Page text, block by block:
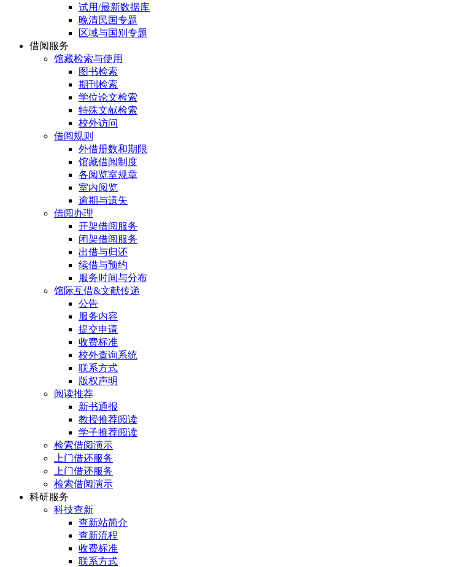
试用/最新数据库
晚清民国专题
区域与国别专题
借阅服务
馆藏检索与使用
图书检索
期刊检索
学位论文检索
特殊文献检索
校外访问
借阅规则
外借册数和期限
馆藏借阅制度
各阅览室规章
室内阅览
逾期与遗失
借阅办理
开架借阅服务
闭架借阅服务
出借与归还
续借与预约
服务时间与分布
馆际互借&文献传递
公告
服务内容
提交申请
收费标准
校外查询系统
联系方式
版权声明
阅读推荐
新书通报
教授推荐阅读
学子推荐阅读
检索借阅演示
上门借还服务
上门借还服务
检索借阅演示
科研服务
科技查新
查新站简介
查新流程
收费标准
联系方式